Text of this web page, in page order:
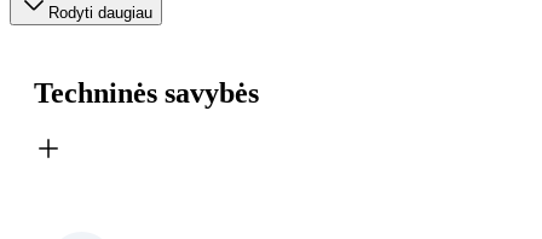
Rodyti daugiau
Techninės savybės